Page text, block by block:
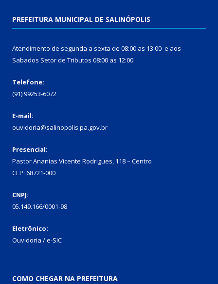
PREFEITURA MUNICIPAL DE SALINÓPOLIS
Atendimento de segunda a sexta de 08:00 as 13:00 e aos
Sabados Setor de Tributos 08:00 as 12:00
Telefone:
(91) 99253-6072
E-mail:
ouvidoria@salinopolis.pa.gov.br
Presencial:
Pastor Ananias Vicente Rodrigues, 118 – Centro
CEP: 68721-000
CNPJ:
05.149.166/0001-98
Eletrônico:
Ouvidoria / e-SIC
COMO CHEGAR NA PREFEITURA